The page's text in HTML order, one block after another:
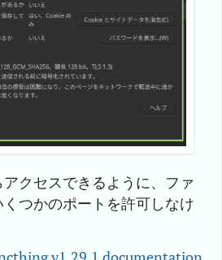
クセスできるように、ファ
つかのポートを許可しなけ